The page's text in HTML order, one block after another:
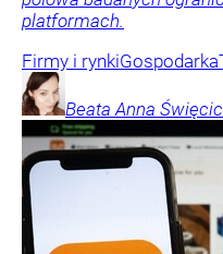
platformach.
Firmy i rynkiGospodarka
Beata Anna